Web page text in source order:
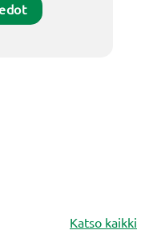
Katso kaikki